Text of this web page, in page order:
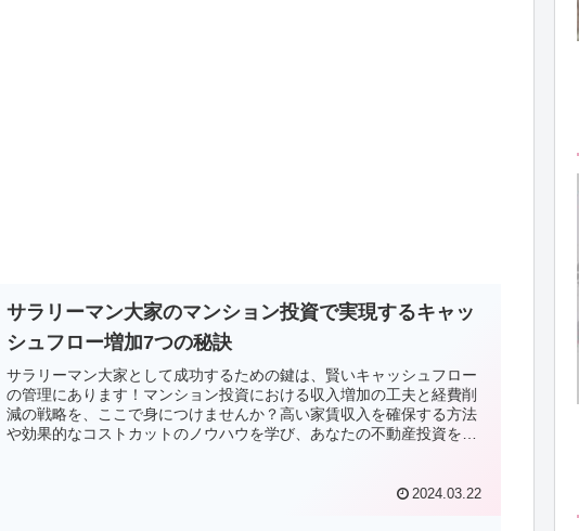
サラリーマン大家のマンション投資で実現するキャッ
シュフロー増加7つの秘訣
サラリーマン大家として成功するための鍵は、賢いキャッシュフロー
の管理にあります！マンション投資における収入増加の工夫と経費削
減の戦略を、ここで身につけませんか？高い家賃収入を確保する方法
や効果的なコストカットのノウハウを学び、あなたの不動産投資を次
2024.03.22